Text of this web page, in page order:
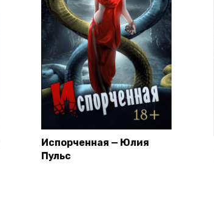
Испорченная — Юлия
Пульс